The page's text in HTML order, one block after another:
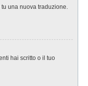
una nuova traduzione.
hai scritto o il tuo